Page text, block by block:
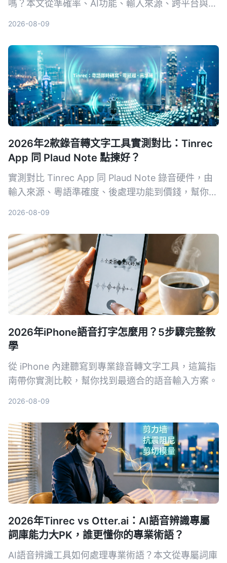
嗎？本文從準確率、AI功能、輸入來源、跨平台與數
選出最適合且可靠的工具。
2026-08-09
2026年2款錄音轉文字工具實測對比：Tinrec
App 同 Plaud Note 點揀好？
實測對比 Tinrec App 同 Plaud Note 錄音硬件，由
輸入來源、粵語準確度、後處理功能到價錢，幫你揀
2026-08-09
2026年iPhone語音打字怎麼用？5步驟完整教
學
從 iPhone 內建聽寫到專業錄音轉文字工具，這篇指
南帶你實測比較，幫你找到最適合的語音輸入方案。
2026-08-09
2026年Tinrec vs Otter.ai：AI語音辨識專屬
詞庫能力大PK，誰更懂你的專業術語？
AI語音辨識工具如何處理專業術語？本文從專屬詞庫